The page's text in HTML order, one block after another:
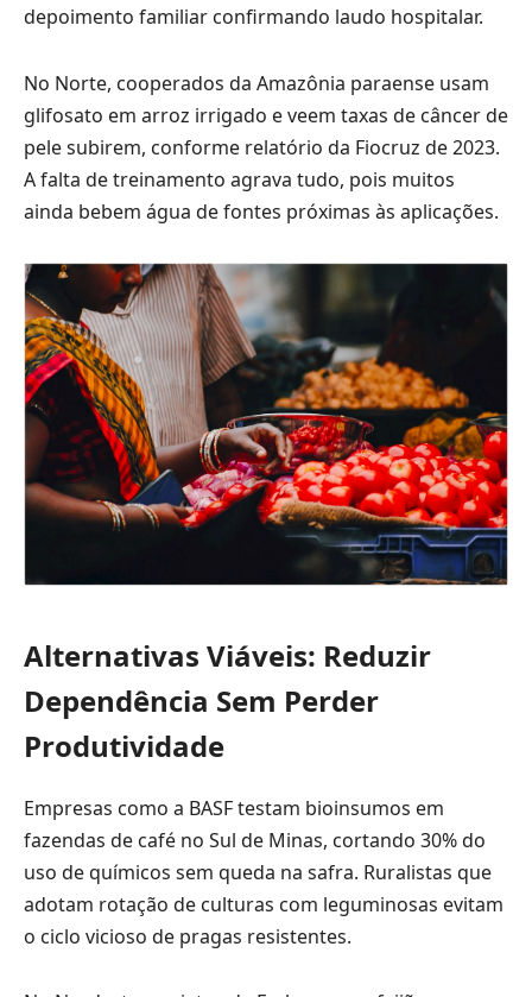
depoimento familiar confirmando laudo hospitalar.
No Norte, cooperados da Amazônia paraense usam
glifosato em arroz irrigado e veem taxas de câncer de
pele subirem, conforme relatório da Fiocruz de 2023.
A falta de treinamento agrava tudo, pois muitos
ainda bebem água de fontes próximas às aplicações.
Alternativas Viáveis: Reduzir
Dependência Sem Perder
Produtividade
Empresas como a BASF testam bioinsumos em
fazendas de café no Sul de Minas, cortando 30% do
uso de químicos sem queda na safra. Ruralistas que
adotam rotação de culturas com leguminosas evitam
o ciclo vicioso de pragas resistentes.